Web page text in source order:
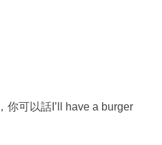
你可以話I’ll have a burger